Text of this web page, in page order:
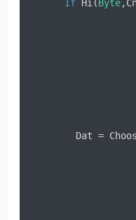
If Hi(Byte
Dat =